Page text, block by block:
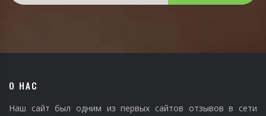
О НАС
Наш сайт был одним из первых сайтов отзывов в сети